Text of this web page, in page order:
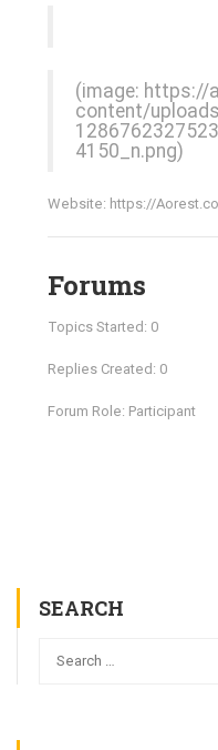
(image: https://
content/
4150_n.png)
Website: https://
Forums
Topics Started: 0
Replies Created: 0
Forum Role: Participant
SEARCH